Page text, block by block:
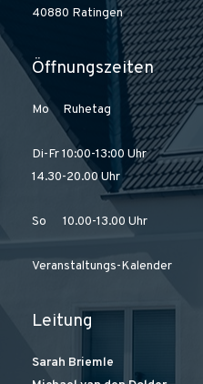
40880 Ratingen
Öffnungszeiten
Mo Ruhetag
Di-Fr 10:00-13:00 Uhr
14.30-20.00 Uhr
So 10.00-13.00 Uhr
Veranstaltungs-Kalender
Leitung
Sarah Briemle